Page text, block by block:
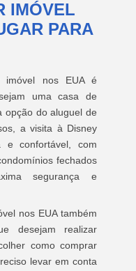
IMÓVEL
PARA
imóvel nos EUA é
uma casa de
opção do aluguel de
a visita à Disney
e confortável, com
fechados
segurança e
nos EUA também
desejam realizar
como comprar
levar em conta